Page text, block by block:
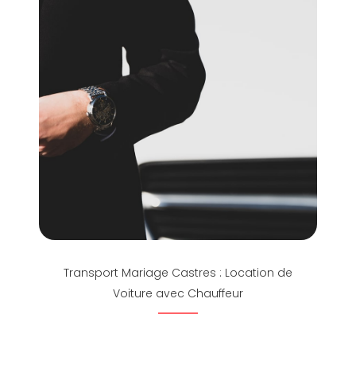
Transport Mariage Castres : Location de
Voiture avec Chauffeur